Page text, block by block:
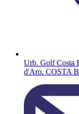
Urb. Golf Costa
d'Aro. COSTA